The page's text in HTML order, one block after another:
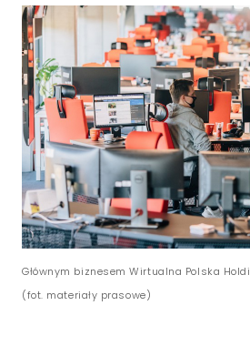
Głównym biznesem Wirtualna Polska
(fot. materiały prasowe)